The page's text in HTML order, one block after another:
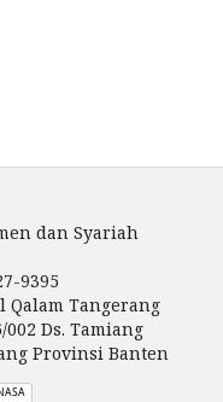
dan Syariah
9395
Qalam Tangerang
002 Ds. Tamiang
Provinsi Banten